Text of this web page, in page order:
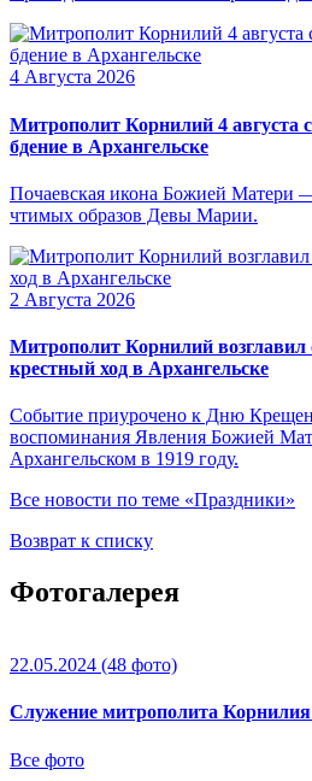
4 Августа 2026
Митрополит Корнилий 4 августа
бдение в Архангельске
Почаевская икона Божией Матери
чтимых образов Девы Марии.
2 Августа 2026
Митрополит Корнилий возглавил
крестный ход в Архангельске
Событие приурочено к Дню
воспоминания Явления Божией
Архангельском в 1919 году.
Все новости по теме «Праздники»
Возврат к списку
Фотогалерея
22.05.2024 (48 фото)
Служение митрополита Корнилия
Все фото